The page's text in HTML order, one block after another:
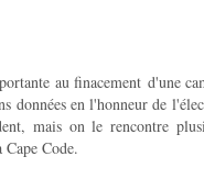
au finacement d'une
données en l'honneur de
mais on le rencontre
Code.